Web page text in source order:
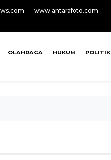
www.antarafoto.com
OLAHRAGA HUKUM POLITIK